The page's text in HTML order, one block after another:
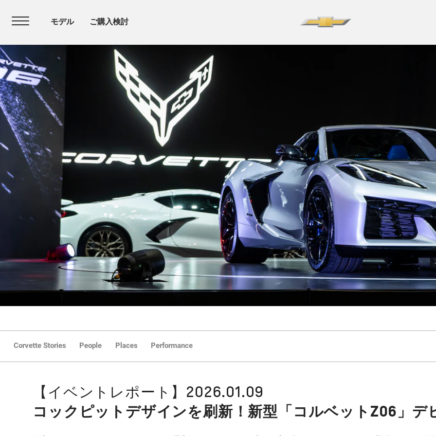
Corvette Stories People Places Performance
【イベントレポート】2026.01.09
コックピットデザインを刷新！新型「コルベットZ06」デ